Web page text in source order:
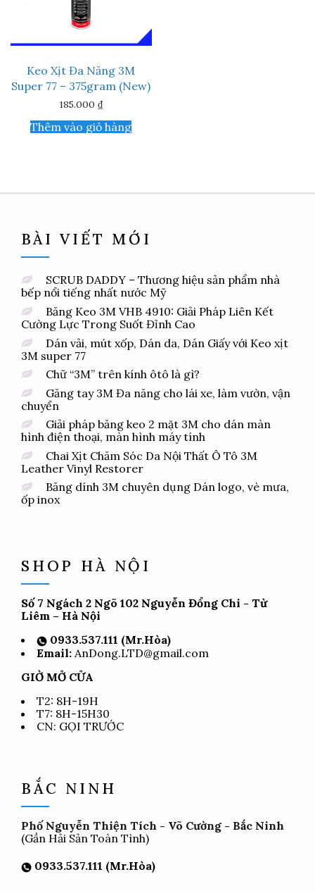
Keo Xịt Đa Năng 3M
Super 77 – 375gram (New)
185.000 ₫
Thêm vào giỏ hàng
BÀI VIẾT MỚI
SCRUB DADDY – Thương hiệu sản phẩm nhà
bếp nổi tiếng nhất nước Mỹ
Băng Keo 3M VHB 4910: Giải Pháp Liên Kết
Cường Lực Trong Suốt Đỉnh Cao
Dán vải, mút xốp, Dán da, Dán Giấy với Keo xịt
3M super 77
Chữ “3M” trên kính ôtô là gì?
Găng tay 3M Đa năng cho lái xe, làm vườn, vận
chuyển
Giải pháp băng keo 2 mặt 3M cho dán màn
hình điện thoại, màn hình máy tính
Chai Xịt Chăm Sóc Da Nội Thất Ô Tô 3M
Leather Vinyl Restorer
Băng dính 3M chuyên dụng Dán logo, vè mưa,
ốp inox
SHOP HÀ NỘI
Số 7 Ngách 2 Ngõ 102 Nguyễn Đổng Chi - Từ
Liêm – Hà Nội
0933.537.111 (Mr.Hòa)
Email: AnDong.LTD@gmail.com
GIỜ MỞ CỬA
T2: 8H-19H
T7: 8H-15H30
CN: GỌI TRƯỚC
BẮC NINH
Phố Nguyễn Thiện Tích - Võ Cường - Bắc Ninh
(Gần Hải Sản Toàn Tình)
0933.537.111 (Mr.Hòa)